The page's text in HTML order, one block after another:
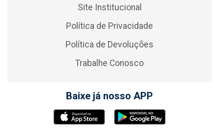
Site Institucional
Política de Privacidade
Política de Devoluções
Trabalhe Conosco
Baixe já nosso APP